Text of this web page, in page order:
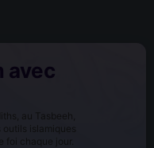
avec
au Tasbeeh,
islamiques
foi chaque jour.